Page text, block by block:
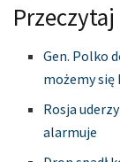
Gen. Polko
możemy
Rosja
alarmuje